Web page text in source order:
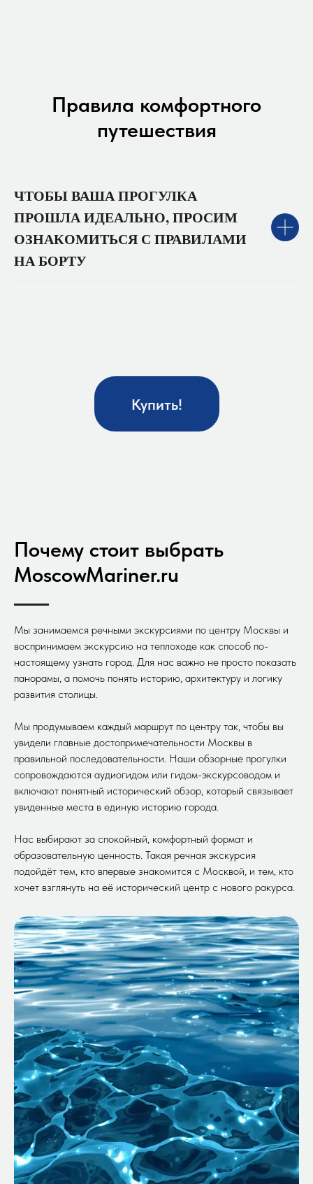
Правила комфортного
путешествия
ЧТОБЫ ВАША ПРОГУЛКА
ПРОШЛА ИДЕАЛЬНО, ПРОСИМ
ОЗНАКОМИТЬСЯ С ПРАВИЛАМИ
НА БОРТУ
Купить!
Почему стоит выбрать
MoscowMariner.ru
Мы занимаемся речными экскурсиями по центру Москвы и
воспринимаем экскурсию на теплоходе как способ по-
настоящему узнать город. Для нас важно не просто показать
панорамы, а помочь понять историю, архитектуру и логику
развития столицы.
Мы продумываем каждый маршрут по центру так, чтобы вы
увидели главные достопримечательности Москвы в
правильной последовательности. Наши обзорные прогулки
сопровождаются аудиогидом или гидом-экскурсоводом и
включают понятный исторический обзор, который связывает
увиденные места в единую историю города.
Нас выбирают за спокойный, комфортный формат и
образовательную ценность. Такая речная экскурсия
подойдёт тем, кто впервые знакомится с Москвой, и тем, кто
хочет взглянуть на её исторический центр с нового ракурса.